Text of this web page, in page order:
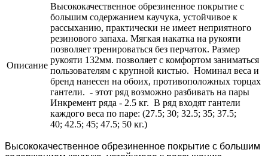
Описание
Высококачественное обрезиненное покрытие с
большим содержанием каучука, устойчивое к
рассыханию, практически не имеет неприятного
резинового запаха. Мягкая накатка на рукояти
позволяет тренироваться без перчаток. Размер
рукояти 132мм. позволяет с комфортом заниматься
пользователям с крупной кистью. Номинал веса и
бренд нанесен на обоих, противоположных торцах
гантели. - этот ряд возможно разбивать на пары
Инкремент ряда - 2.5 кг. В ряд входят гантели
каждого веса по паре: (27.5; 30; 32.5; 35; 37.5;
40; 42.5; 45; 47.5; 50 кг.)
Высококачественное обрезиненное покрытие с большим